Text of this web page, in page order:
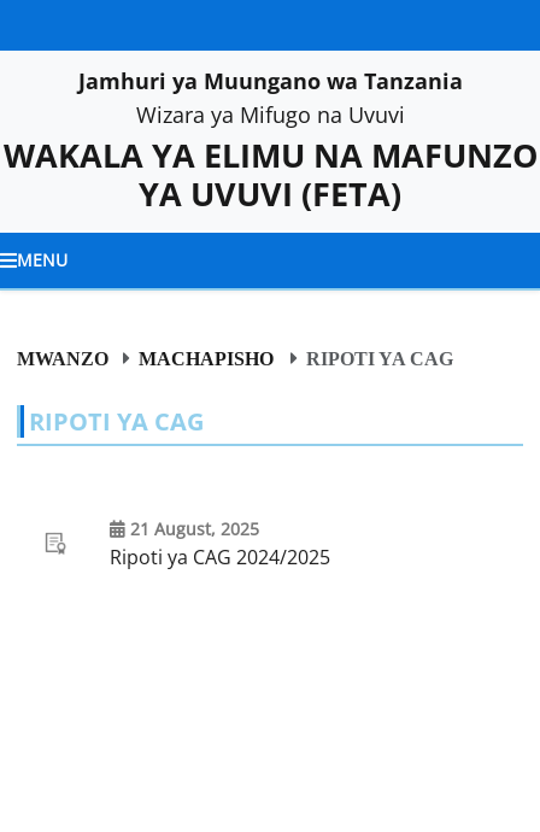
Jamhuri ya Muungano wa Tanzania
Wizara ya Mifugo na Uvuvi
WAKALA YA ELIMU NA MAFUNZO
YA UVUVI (FETA)
MENU
MWANZO MACHAPISHO RIPOTI YA CAG
RIPOTI YA CAG
21 August, 2025
Ripoti ya CAG 2024/2025